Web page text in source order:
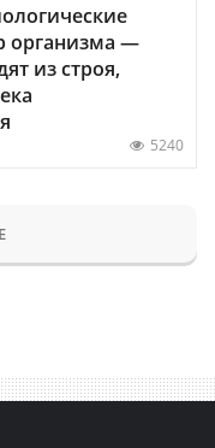
организма —
из строя,
5240